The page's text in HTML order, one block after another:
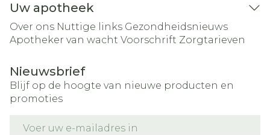
Uw apotheek
Over ons Nuttige links Gezondheidsnieuws
Apotheker van wacht Voorschrift Zorgtarieven
Nieuwsbrief
Blijf op de hoogte van nieuwe producten en
promoties